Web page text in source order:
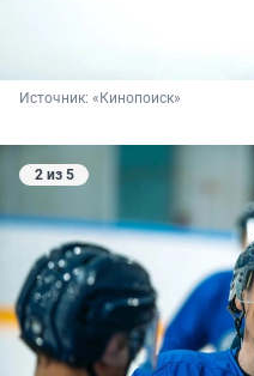
Источник: «Кинопоиск»
2 из 5